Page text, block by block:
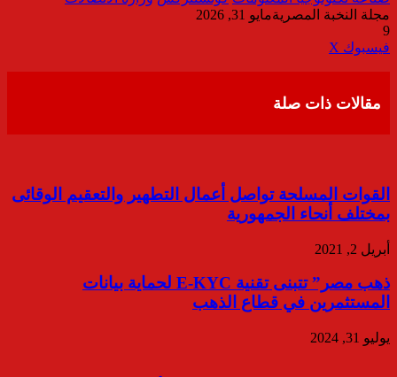
مجلة النخبة المصريةمايو 31, 2026
9
فيسبوك ‫X
مقالات ذات صلة
القوات المسلحة تواصل أعمال التطهير والتعقيم الوقائى
بمختلف أنحاء الجمهورية
أبريل 2, 2021
ذهب مصر” تتبنى تقنية E-KYC لحماية بيانات
المستثمرين في قطاع الذهب
يوليو 31, 2024